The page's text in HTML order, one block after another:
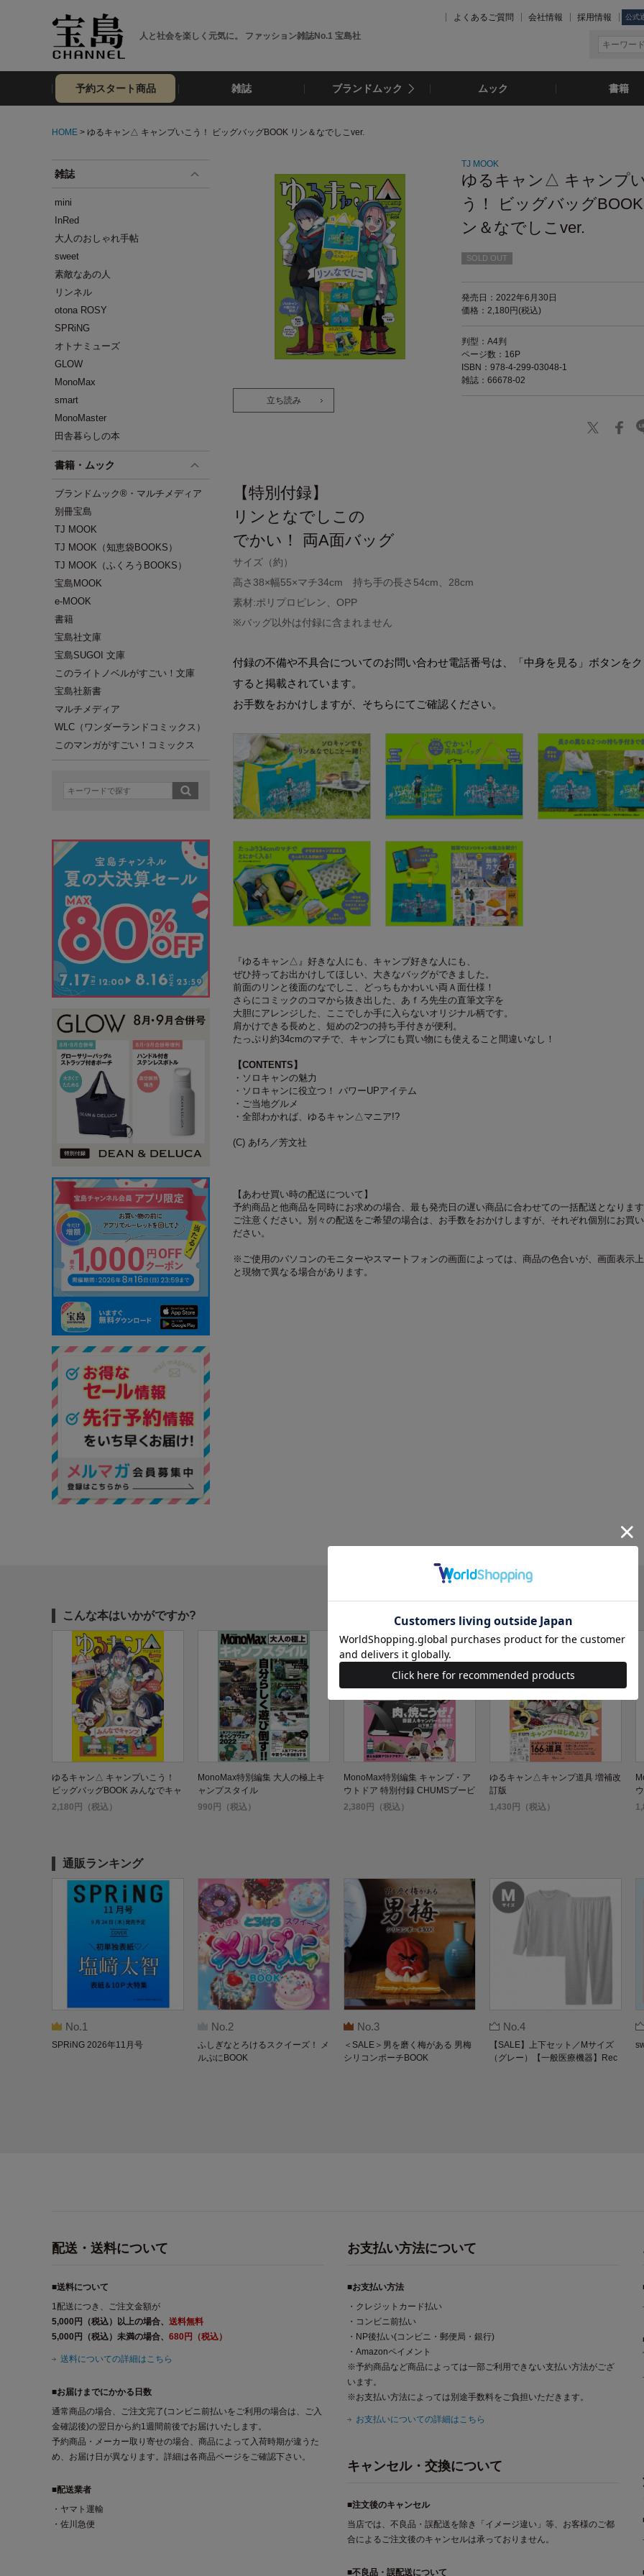
人と社会を楽しく元気に。 ファッション雑誌No.1 宝島社
よくあるご質問 会社情報 採用情報 公式
予約スタート商品 雑誌 ブランドムック ムック 書籍
HOME > ゆるキャン△ キャンプいこう！ ビッグバッグBOOK リン＆なでしこver.
雑誌
mini
InRed
大人のおしゃれ手帖
sweet
素敵なあの人
リンネル
otona ROSY
SPRiNG
オトナミューズ
GLOW
MonoMax
smart
MonoMaster
田舎暮らしの本
書籍・ムック
ブランドムック®・マルチメディア
別冊宝島
TJ MOOK
TJ MOOK（知恵袋BOOKS）
TJ MOOK（ふくろうBOOKS）
宝島MOOK
e-MOOK
書籍
宝島社文庫
宝島SUGOI 文庫
このライトノベルがすごい！文庫
宝島社新書
マルチメディア
WLC（ワンダーランドコミックス）
このマンガがすごい！コミックス
立ち読み
TJ MOOK
ゆるキャン△ キャンプ
う！ ビッグバッグ
ン＆なでしこver.
SOLD OUT
発売日：2022年6月30日
価格：2,180円(税込)
判型：A4判
ページ数：16P
ISBN：978-4-299-03048-1
雑誌：66678-02
【特別付録】
リンとなでしこの
でかい！ 両A面バッグ
サイズ（約）
高さ38×幅55×マチ34cm 持ち手の長さ54cm、28cm
素材:ポリプロピレン、OPP
※バッグ以外は付録に含まれません
付録の不備や不具合についてのお問い合わせ電話番号は、「中身を見る」ボタンを
すると掲載されています。
お手数をおかけしますが、そちらにてご確認ください。
『ゆるキャン△』好きな人にも、キャンプ好きな人にも、
ぜひ持ってお出かけしてほしい、大きなバッグができました。
前面のリンと後面のなでしこ、どっちもかわいい両Ａ面仕様！
さらにコミックのコマから抜き出した、あｆろ先生の直筆文字を
大胆にアレンジした、ここでしか手に入らないオリジナル柄です。
肩かけできる長めと、短めの2つの持ち手付きが便利。
たっぷり約34cmのマチで、キャンプにも買い物にも使えること間違いなし！
【CONTENTS】
・ソロキャンの魅力
・ソロキャンに役立つ！ パワーUPアイテム
・ご当地グルメ
・全部わかれば、ゆるキャン△マニア!?
(C) あfろ／芳文社
【あわせ買い時の配送について】
予約商品と他商品を同時にお求めの場合、最も発売日の遅い商品に合わせての一括配送となりま
ご注意ください。別々の配送をご希望の場合は、お手数をおかけしますが、それぞれ個別にお買
ださい。
※ご使用のパソコンのモニターやスマートフォンの画面によっては、商品の色合いが、画面表示
と現物で異なる場合があります。
こんな本はいかがですか?
ゆるキャン△ キャンプいこう！
ビッグバッグBOOK みんなでキャ
ンプver.
2,180円（税込）
MonoMax特別編集 大人の極上キ
ャンプスタイル
990円（税込）
MonoMax特別編集 キャンプ・ア
ウトドア 特別付録 CHUMSブービ
ーバード肉焼き鉄板
2,380円（税込）
ゆるキャン△キャンプ道具 増補改
訂版
1,430円（税込）
通販ランキング
No.1
SPRiNG 2026年11月号
No.2
ふしぎなとろけるスクイーズ！ メ
ルぷにBOOK
No.3
＜SALE＞男を磨く梅がある 男梅
シリコンポーチBOOK
No.4
【SALE】上下セット／Mサイズ
（グレー）【一般医療機器】Rec
配送・送料について
■送料について
1配送につき、ご注文金額が
5,000円（税込）以上の場合、 送料無料
5,000円（税込）未満の場合、 680円（税込）
送料についての詳細はこちら
■お届けまでにかかる日数
通常商品の場合、ご注文完了(コンビニ前払いをご利用の場合は、ご入
金確認後)の翌日から約1週間前後でお届けいたします。
予約商品・メーカー取り寄せの場合、商品によって入荷時期が違うた
め、お届け日が異なります。詳細は各商品ページをご確認下さい。
■配送業者
・ヤマト運輸
・佐川急便
お支払い方法について
■お支払い方法
・クレジットカード払い
・コンビニ前払い
・NP後払い(コンビニ・郵便局・銀行)
・Amazonペイメント
※予約商品など商品によっては一部ご利用できない支払い方法がござ
います。
※お支払い方法によっては別途手数料をご負担いただきます。
お支払いについての詳細はこちら
キャンセル・交換について
■注文後のキャンセル
当店では、不良品・誤配送を除き「イメージ違い」等、お客様のご都
合によるご注文後のキャンセルは承っておりません。
■不良品・誤配送について